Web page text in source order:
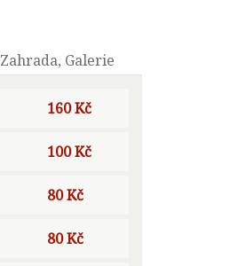
Zahrada, Galerie
160 Kč
100 Kč
80 Kč
80 Kč